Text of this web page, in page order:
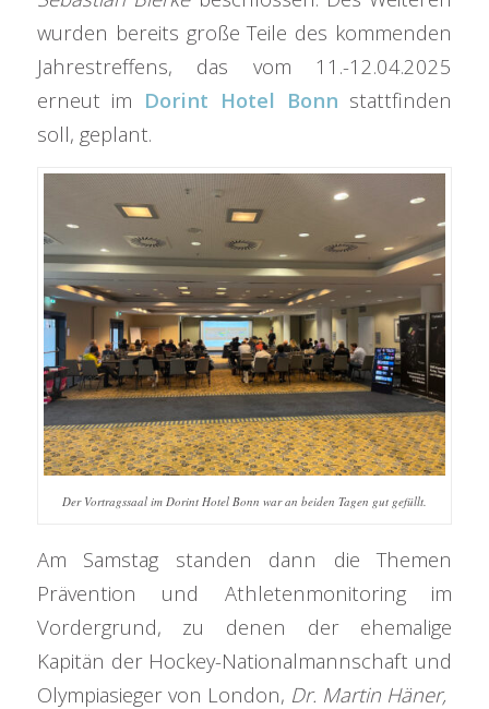
wurden bereits große Teile des kommenden
Jahrestreffens, das vom 11.-12.04.2025
erneut im Dorint Hotel Bonn stattfinden
soll, geplant.
Der Vortragssaal im Dorint Hotel Bonn war an beiden Tagen gut gefüllt.
Am Samstag standen dann die Themen
Prävention und Athletenmonitoring im
Vordergrund, zu denen der ehemalige
Kapitän der Hockey-Nationalmannschaft und
Olympiasieger von London, Dr. Martin Häner,